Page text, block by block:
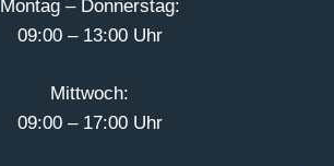
Montag – Donnerstag:
09:00 – 13:00 Uhr
Mittwoch:
09:00 – 17:00 Uhr